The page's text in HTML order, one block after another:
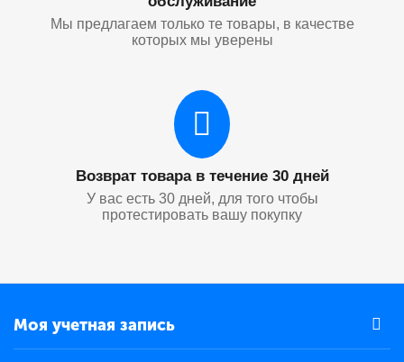
Мы предлагаем только те товары, в качестве
которых мы уверены
Возврат товара в течение 30 дней
У вас есть 30 дней, для того чтобы
протестировать вашу покупку
Моя учетная запись